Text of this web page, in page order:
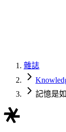
雜誌
記憶是